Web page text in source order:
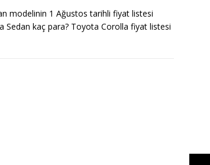
modelinin 1 Ağustos tarihli fiyat listesi
Sedan kaç para? Toyota Corolla fiyat listesi